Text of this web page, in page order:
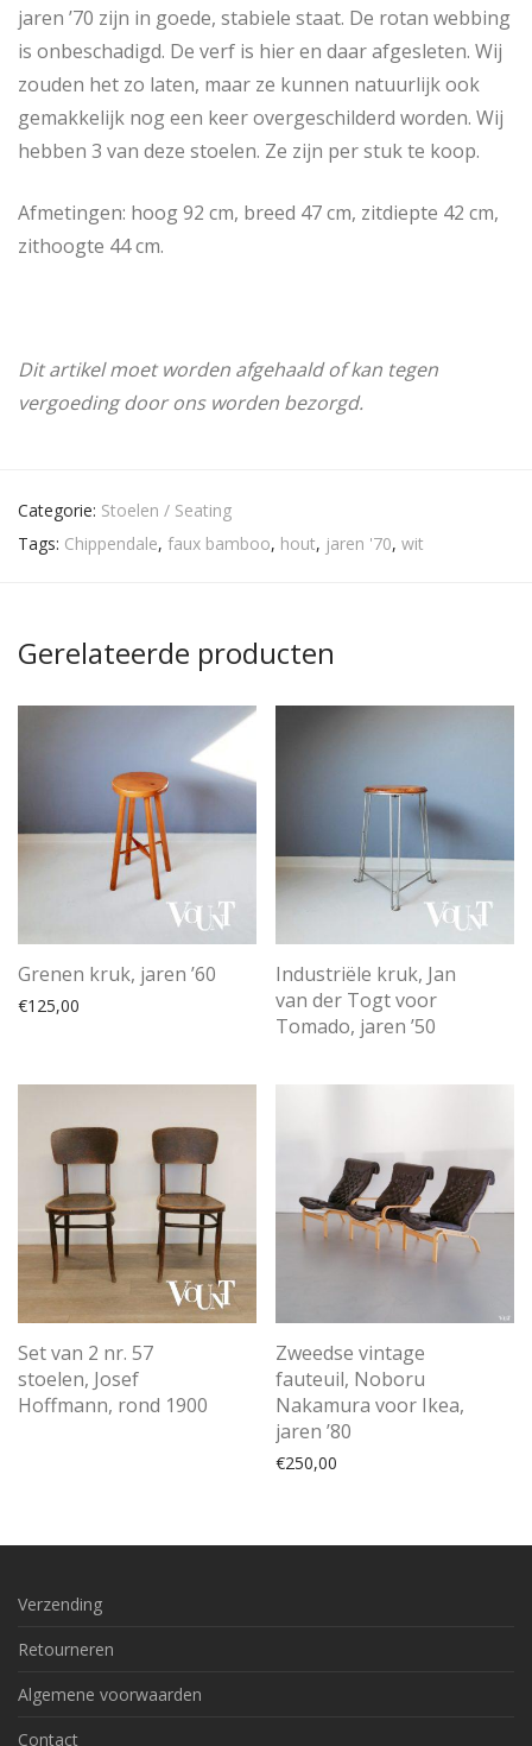
jaren ’70 zijn in goede, stabiele staat. De rotan webbing
is onbeschadigd. De verf is hier en daar afgesleten. Wij
zouden het zo laten, maar ze kunnen natuurlijk ook
gemakkelijk nog een keer overgeschilderd worden. Wij
hebben 3 van deze stoelen. Ze zijn per stuk te koop.
Afmetingen: hoog 92 cm, breed 47 cm, zitdiepte 42 cm,
zithoogte 44 cm.
Dit artikel moet worden afgehaald of kan tegen
vergoeding door ons worden bezorgd.
Categorie: Stoelen / Seating
Tags: Chippendale, faux bamboo, hout, jaren '70, wit
Gerelateerde producten
Grenen kruk, jaren ’60
€125,00
Industriële kruk, Jan
van der Togt voor
Tomado, jaren ’50
Set van 2 nr. 57
stoelen, Josef
Hoffmann, rond 1900
Zweedse vintage
fauteuil, Noboru
Nakamura voor Ikea,
jaren ’80
€250,00
Verzending
Retourneren
Algemene voorwaarden
Contact